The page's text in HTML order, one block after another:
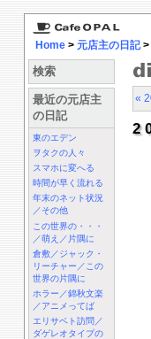
Home > 元店主の日記>
検索
最近の元店主
の日記
東のエデン
ヲタクの人々
スマホに変へる
時間が早く流れる
年末のネット状況
／その他
この世界の・・・
／萌え／片隅に
倉敷／ジャック・
リーチャー／この
世界の片隅に
ホラー／錦秋文楽
／アニメってば
エリサベト訪問／
ダゲレオタイプの
«